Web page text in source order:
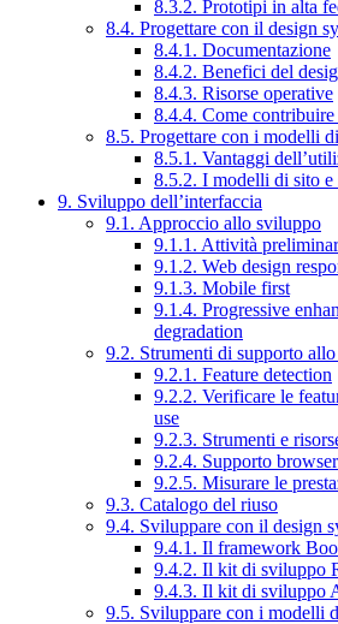
8.3.2. Prototipi in alta
8.4. Progettare con il design
8.4.1. Documentazione
8.4.2. Benefici del
8.4.3. Risorse operative
8.4.4. Come
8.5. Progettare con i modelli
8.5.1. Vantaggi
8.5.2. I modelli di sito
9. Sviluppo dell’interfaccia
9.1. Approccio allo sviluppo
9.1.1. Attività
9.1.2. Web design
9.1.3. Mobile first
9.1.4. Progressive
degradation
9.2. Strumenti di supporto
9.2.1. Feature detection
9.2.2. Verificare le
use
9.2.3. Strumenti e
9.2.4. Supporto browser
9.2.5. Misurare le
9.3. Catalogo del riuso
9.4. Sviluppare con il design
9.4.1. Il framework
9.4.2. Il kit di sviluppo
9.4.3. Il kit di sviluppo
9.5. Sviluppare con i modelli